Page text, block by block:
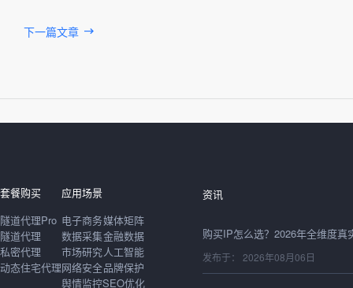
下一篇文章
套餐购买
隧道代理Pro
隧道代理
私密代理
动态住宅代理
应用场景
电子商务
数据采集
市场研究
网络安全
舆情监控
媒体矩阵
金融数据
人工智能
品牌保护
SEO优化
资讯
发布于： 2026年08月06日
发布于： 2026年08月06日